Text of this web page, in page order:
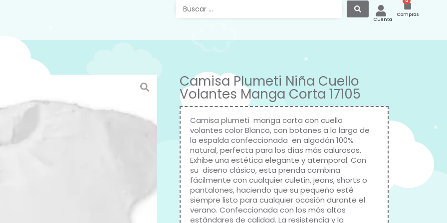
Cuenta
Compras
Camisa Plumeti Niña Cuello
Volantes Manga Corta 17105
Camisa plumeti manga corta con cuello
volantes color Blanco, con botones a lo largo de
la espalda confeccionada en algodón 100%
natural, perfecta para los días más calurosos.
Exhibe una estética elegante y atemporal. Con
su diseño clásico, esta prenda combina
fácilmente con cualquier culetin, jeans, shorts o
pantalones, haciendo que su pequeño esté
siempre listo para cualquier ocasión durante el
verano. Confeccionada con los más altos
estándares de calidad. La resistencia y la